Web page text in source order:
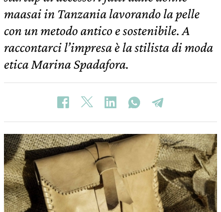
maasai in Tanzania lavorando la pelle
con un metodo antico e sostenibile. A
raccontarci l’impresa è la stilista di moda
etica Marina Spadafora.